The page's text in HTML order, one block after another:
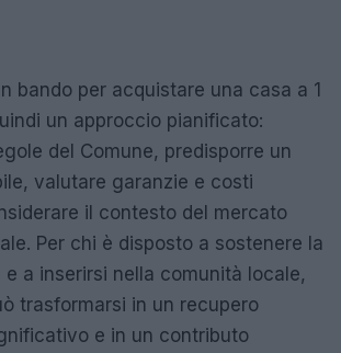
bando per acquistare una casa a 1
un approccio pianificato:
del Comune, predisporre un
valutare garanzie e costi
il contesto del mercato
Per chi è disposto a sostenere la
a inserirsi nella comunità locale,
trasformarsi in un recupero
e in un contributo